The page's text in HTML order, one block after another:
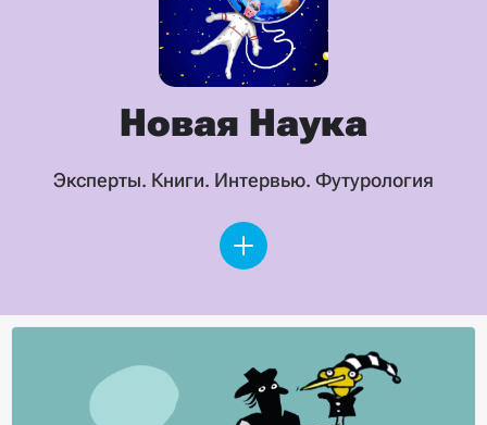
Новая Наука
Эксперты. Книги. Интервью. Футурология